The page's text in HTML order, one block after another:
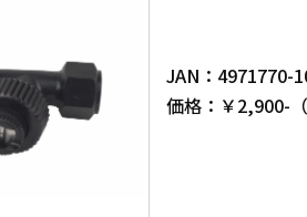
JAN：4971770-
価格：￥2,900-（